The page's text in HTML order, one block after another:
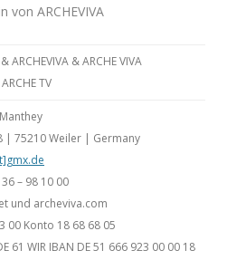
von ARCHEVIVA
ARCHEVIVA & ARCHE VIVA
TV
| 75210 Weiler | Germany
– 98 10 00
und archeviva.com
00 Konto 18 68 68 05
61 WIR IBAN DE 51 666 923 00 00 18